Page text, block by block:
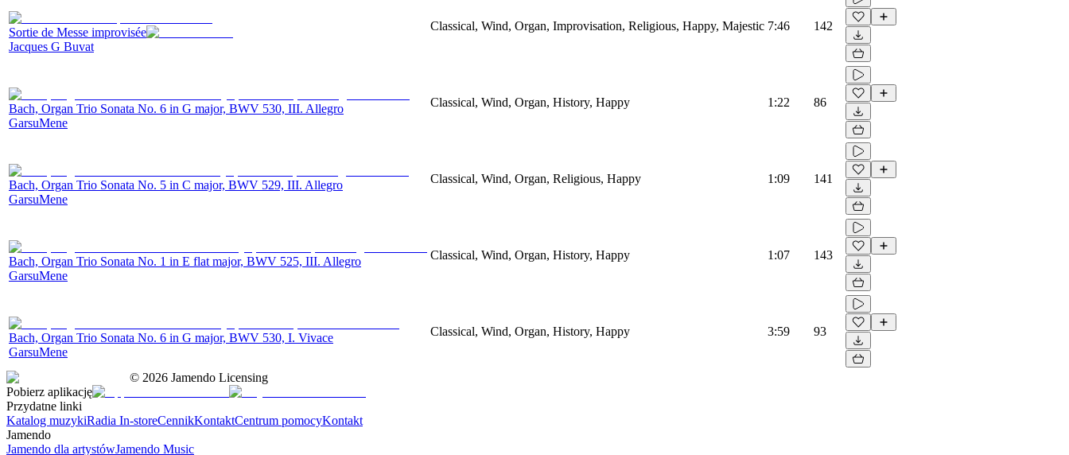
Sortie de Messe improvisée
Jacques G Buvat
Classical, Wind, Organ, Improvisation, Religious, Happy, Majestic 7:46 142
Bach, Organ Trio Sonata No. 6 in G major, BWV 530, III. Allegro
GarsuMene
Classical, Wind, Organ, History, Happy 1:22 86
Bach, Organ Trio Sonata No. 5 in C major, BWV 529, III. Allegro
GarsuMene
Classical, Wind, Organ, Religious, Happy 1:09 141
Bach, Organ Trio Sonata No. 1 in E flat major, BWV 525, III. Allegro
GarsuMene
Classical, Wind, Organ, History, Happy 1:07 143
Bach, Organ Trio Sonata No. 6 in G major, BWV 530, I. Vivace
GarsuMene
Classical, Wind, Organ, History, Happy 3:59 93
© 2026 Jamendo Licensing
Pobierz aplikację
Przydatne linki
Katalog muzykiRadia In-storeCennikKontaktCentrum pomocyKontakt
Jamendo
Jamendo dla artystówJamendo Music